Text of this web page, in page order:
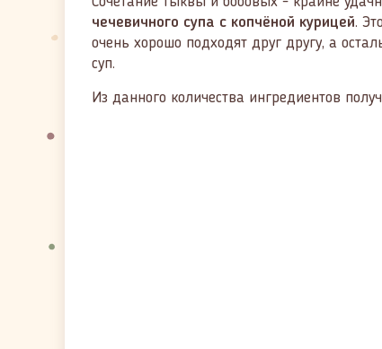
чечевичного супа с копчёной курицей.
очень хорошо подходят друг другу, а
суп.
Из данного количества ингредиентов